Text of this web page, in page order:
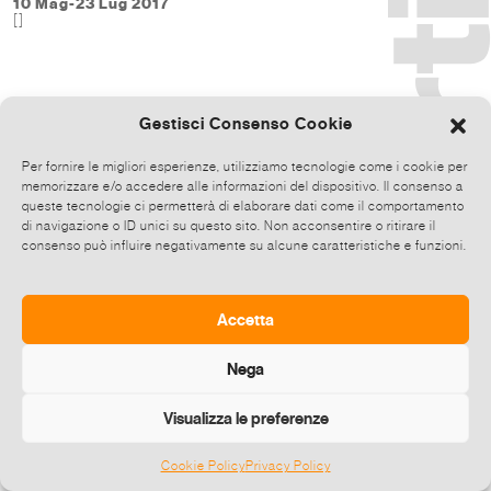
Gestisci Consenso Cookie
Per fornire le migliori esperienze, utilizziamo tecnologie come i cookie per
memorizzare e/o accedere alle informazioni del dispositivo. Il consenso a
queste tecnologie ci permetterà di elaborare dati come il comportamento
di navigazione o ID unici su questo sito. Non acconsentire o ritirare il
consenso può influire negativamente su alcune caratteristiche e funzioni.
Accetta
Nega
Visualizza le preferenze
Cookie PolicyPrivacy Policy
10 Mag-23 Lug 2017
[]
©2026 E-zine